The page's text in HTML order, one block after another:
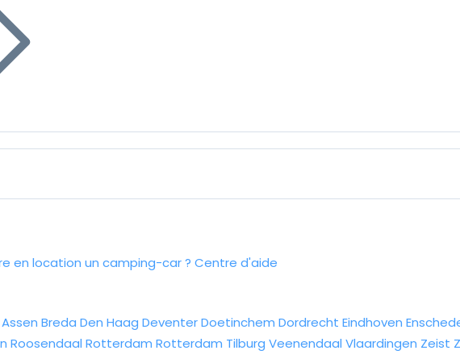
en location un camping-car ? Centre d'aide
Assen Breda Den Haag DeventerDoetinchem Dordrecht Eindhoven
Roosendaal Rotterdam Rotterdam Tilburg Veenendaal Vlaardingen Zeist